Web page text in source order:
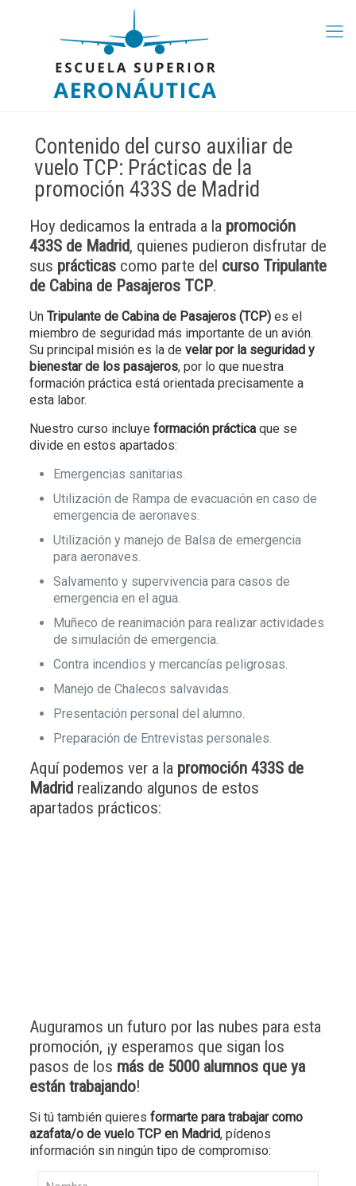
Contenido del curso auxiliar de
vuelo TCP: Prácticas de la
promoción 433S de Madrid
Hoy dedicamos la entrada a la promoción
433S de Madrid, quienes pudieron disfrutar de
sus prácticascomo parte del curso Tripulante
de Cabina de Pasajeros TCP.
Un Tripulante de Cabina de Pasajeros (TCP)es el
miembro de seguridad más importante de un avión.
Su principal misión es la de velar por la seguridad y
bienestar de los pasajeros, por lo que nuestra
formación práctica está orientada precisamente a
esta labor.
Nuestro curso incluye formación prácticaque se
divide en estos apartados:
Emergencias sanitarias.
Utilización de Rampa de evacuación en caso de
emergencia de aeronaves.
Utilización y manejo de Balsa de emergencia
para aeronaves.
Salvamento y supervivencia para casos de
emergencia en el agua.
Muñeco de reanimación para realizar actividades
de simulación de emergencia.
Contra incendios y mercancías peligrosas.
Manejo de Chalecos salvavidas.
Presentación personal del alumno.
Preparación de Entrevistas personales.
Aquí podemos ver a lapromoción 433S de
Madridrealizando algunos de estos
apartados prácticos:
Auguramos un futuro por las nubes para esta
promoción, ¡y esperamos que sigan los
pasos de los más de 5000 alumnos que ya
están trabajando!
Si tú también quieres formarte para trabajar como
azafata/o de vuelo TCP en Madrid, pídenos
información sin ningún tipo de compromiso: